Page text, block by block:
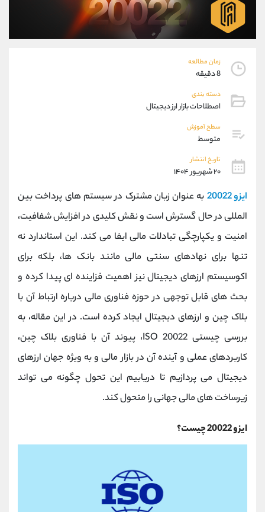
زمان مطالعه
8 دقیقه
دسته بندی
اصطلاحات بازار ارز دیجیتال
سطح آموزش
متوسط
تاریخ انتشار
۲۰ شهریور ۱۴۰۴
ایزو 20022
به عنوان زبان مشترک در سیستم ‌های پرداخت بین
‌المللی در حال گسترش است و نقش کلیدی در افزایش شفافیت،
امنیت و یکپارچگی تبادلات مالی ایفا می کند. این استاندارد نه
تنها برای نهادهای سنتی مالی مانند بانک ‌ها، بلکه برای
اکوسیستم ارزهای دیجیتال نیز اهمیت فزاینده ‌ای پیدا کرده و
بحث‌ های قابل توجهی در حوزه فناوری مالی درباره ارتباط آن با
بلاک ‌چین و ارزهای دیجیتال ایجاد کرده است. در این مقاله، به
بررسی چیستی ISO 20022، پیوند آن با فناوری بلاک ‌چین،
کاربردهای عملی و آینده آن در بازار مالی و به ‌ویژه جهان ارزهای
دیجیتال می ‌پردازیم تا دریابیم این تحول چگونه می ‌تواند
زیرساخت ‌های مالی جهانی را متحول کند.
ایزو 20022 چیست؟
واتساپ
تلگرام @Armteam_admin_33
پشتیبان فروش
موبایل
اطلاعات تماس (دفتر فروش)
تلفن 021-22021030
021-22021040
بدون پیش شماره
اینستاگرام @alireza.mehrabii
کانال تلگرام @alirezamehrabi_com
@alirezamehrabi_official